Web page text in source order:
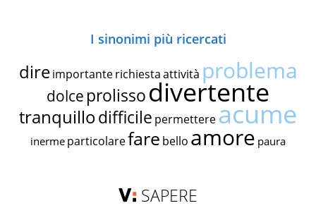
I sinonimi più ricercati
dire importante richiestaattività problema
dolce prolissodivertente
tranquillodifficile permettereacume
inerme particolarefare bello amore paura
SAPERE